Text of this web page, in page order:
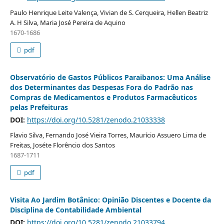
Paulo Henrique Leite Valença, Vivian de S. Cerqueira, Hellen Beatriz
A. H Silva, Maria José Pereira de Aquino
1670-1686
pdf
Observatório de Gastos Públicos Paraibanos: Uma Análise
dos Determinantes das Despesas Fora do Padrão nas
Compras de Medicamentos e Produtos Farmacêuticos
pelas Prefeituras
DOI: https://doi.org/10.5281/zenodo.21033338
Flavio Silva, Fernando José Vieira Torres, Maurício Assuero Lima de
Freitas, Joséte Florêncio dos Santos
1687-1711
pdf
Visita Ao Jardim Botânico: Opinião Discentes e Docente da
Disciplina de Contabilidade Ambiental